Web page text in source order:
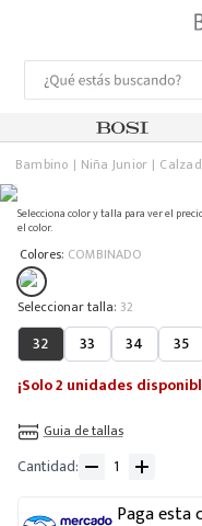
Bambino Niña Junior
Selecciona color y talla para ver el
el color.
Colores: COMBINADO
: 32
32 33 34 35
¡Solo 2 unidades
Guia de tallas
Cantidad
Paga esta